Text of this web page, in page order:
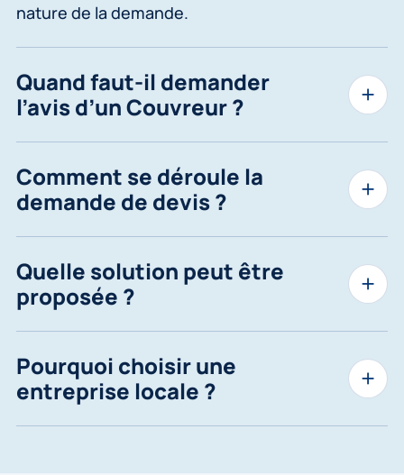
nature de la demande.
Quand faut-il demander
l’avis d’un Couvreur ?
Comment se déroule la
demande de devis ?
Quelle solution peut être
proposée ?
Pourquoi choisir une
entreprise locale ?